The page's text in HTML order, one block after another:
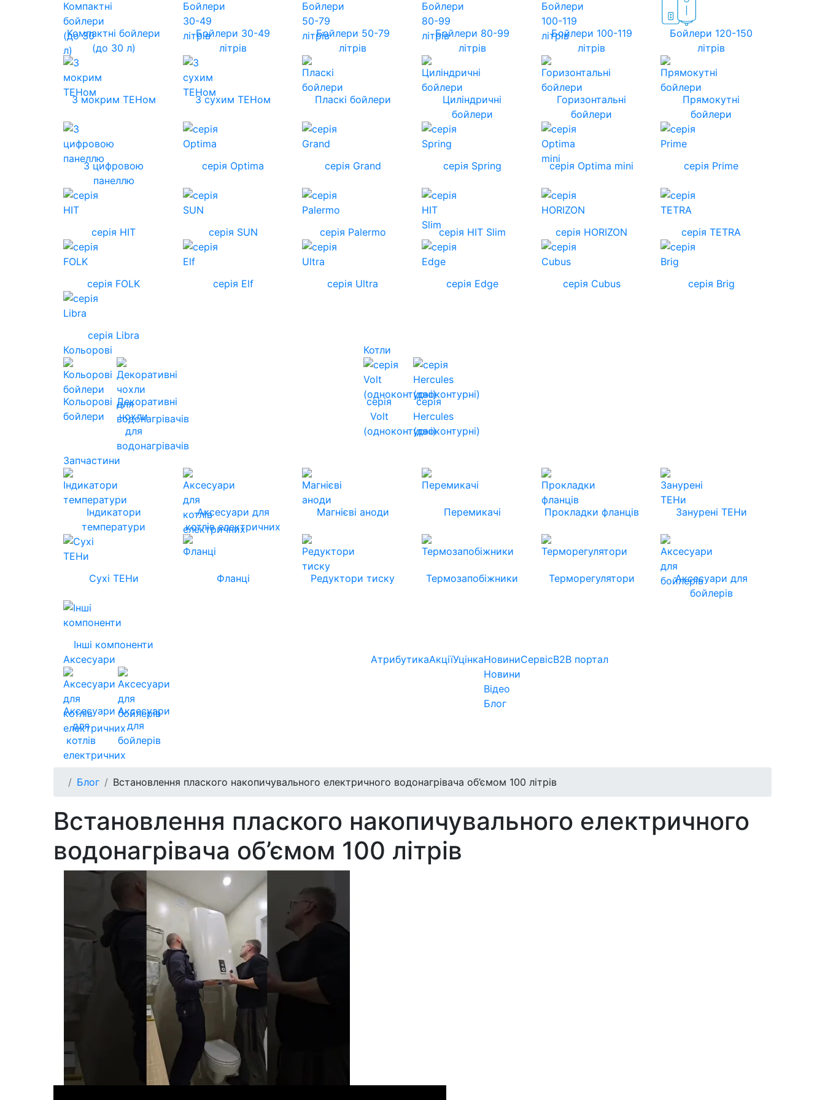
Компактні бойлери
(до 30 л)
Бойлери 30-49
літрів
Бойлери 50-79
літрів
Бойлери 80-99
літрів
Бойлери 100-119
літрів
Бойлери 120-150
літрів
З мокрим ТЕНом З сухим ТЕНом Пласкі бойлери
Циліндричні
бойлери
Горизонтальні
бойлери
Прямокутні
бойлери
З цифровою
панеллю
серія Optima серія Grand серія Spring серія Optima mini серія Prime
серія HIT серія SUN серія Palermo серія HIT Slim cерія HORIZON серія TETRA
серія FOLK серія Elf серія Ultra серія Edge серія Cubus серія Brig
серія Libra
Кольорові
Кольорові
бойлери
Декоративні
чохли
для
водонагрівачів
Котли
серія
Volt
(одноконтурні)
серія
Hercules
(двоконтурні)
Запчастини
Індикатори
температури
Аксесуари для
котлів електричних
Магнієві аноди Перемикачі Прокладки фланців Занурені ТЕНи
Сухі ТЕНи Фланці Редуктори тиску Термозапобіжники Терморегулятори
Аксесуари для
бойлерів
Інші компоненти
Аксесуари
Аксесуари
для
котлів
електричних
Аксесуари
для
бойлерів
АтрибутикаАкціїУцінкаНовини
Новини
Відео
Блог
СервісB2B портал
Блог Встановлення плаского накопичувального електричного водонагрівача об’ємом 100 літрів
Встановлення плаского накопичувального електричного
водонагрівача об’ємом 100 літрів